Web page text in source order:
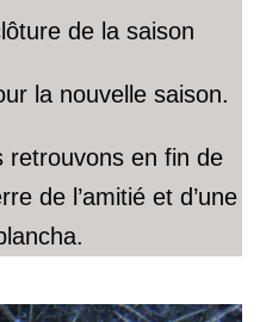
de la saison
la nouvelle saison.
retrouvons en fin de
de l’amitié et d’une